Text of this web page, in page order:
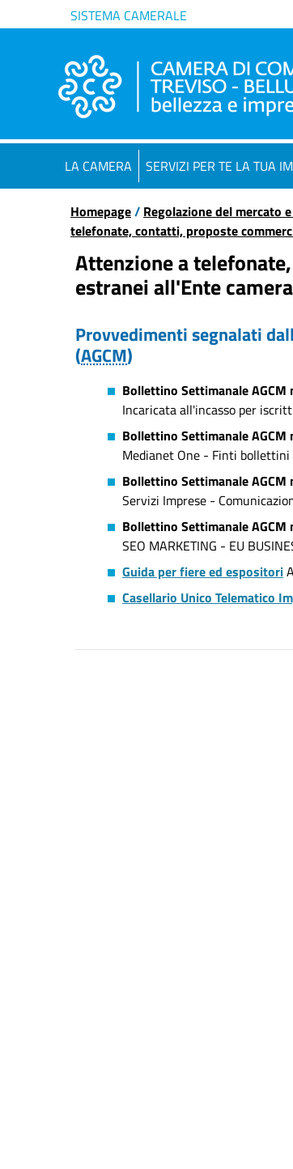
SISTEMA CAMERALE
LA CAMERA SERVIZI PER TE LA TUA
Homepage/ Regolazione del mercato
telefonate, contatti, proposte
Attenzione a
estranei all'Ente
Provvedimenti segnalati
(AGCM)
Bollettino Settimanale AGCM
Incaricata all'incasso per
Bollettino Settimanale AGCM
Medianet One - Finti
Bollettino Settimanale AGCM
Servizi Imprese -
Bollettino Settimanale AGCM
SEO MARKETING - EU
Guida per fiere ed espositori
Casellario Unico Telematico